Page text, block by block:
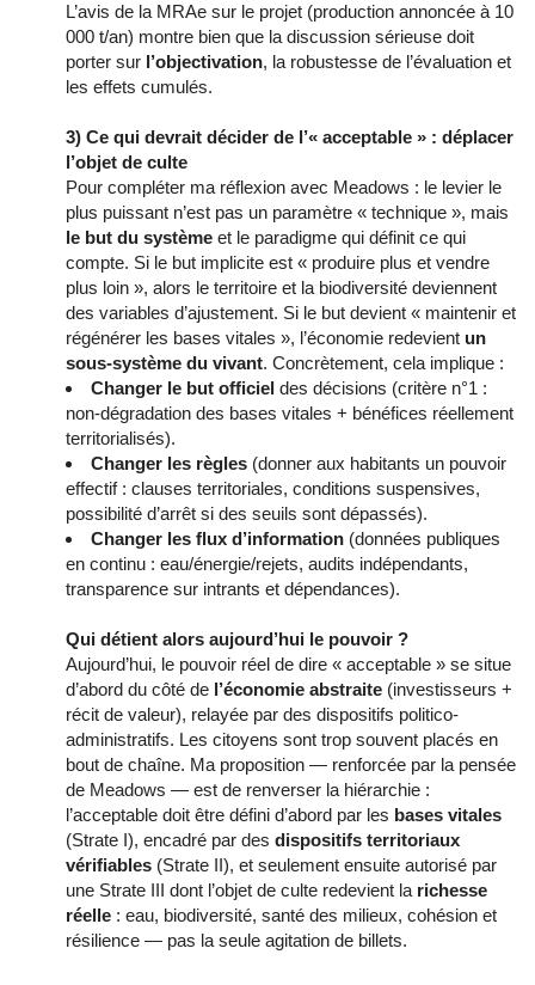
L’avis de la MRAe sur le projet (production annoncée à 10
000 t/an) montre bien que la discussion sérieuse doit
porter sur l’objectivation, la robustesse de l’évaluation et
les effets cumulés.
3) Ce qui devrait décider de l’« acceptable » : déplacer
l’objet de culte
Pour compléter ma réflexion avec Meadows : le levier le
plus puissant n’est pas un paramètre « technique », mais
le but du système et le paradigme qui définit ce qui
compte. Si le but implicite est « produire plus et vendre
plus loin », alors le territoire et la biodiversité deviennent
des variables d’ajustement. Si le but devient « maintenir et
régénérer les bases vitales », l’économie redevient un
sous-système du vivant. Concrètement, cela implique :
Changer le but officiel des décisions (critère n°1 :
non-dégradation des bases vitales + bénéfices réellement
territorialisés).
Changer les règles (donner aux habitants un pouvoir
effectif : clauses territoriales, conditions suspensives,
possibilité d’arrêt si des seuils sont dépassés).
Changer les flux d’information (données publiques
en continu : eau/énergie/rejets, audits indépendants,
transparence sur intrants et dépendances).
Qui détient alors aujourd’hui le pouvoir ?
Aujourd’hui, le pouvoir réel de dire « acceptable » se situe
d’abord du côté de l’économie abstraite (investisseurs +
récit de valeur), relayée par des dispositifs politico-
administratifs. Les citoyens sont trop souvent placés en
bout de chaîne. Ma proposition — renforcée par la pensée
de Meadows — est de renverser la hiérarchie :
l’acceptable doit être défini d’abord par les bases vitales
(Strate I), encadré par des dispositifs territoriaux
vérifiables (Strate II), et seulement ensuite autorisé par
une Strate III dont l’objet de culte redevient la richesse
réelle : eau, biodiversité, santé des milieux, cohésion et
résilience — pas la seule agitation de billets.